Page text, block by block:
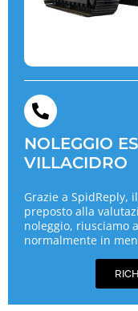
NOLEGGIO
VILLACIDRO
Grazie a SpidReply,
preposto alla
noleggio, riusciamo
normalmente in